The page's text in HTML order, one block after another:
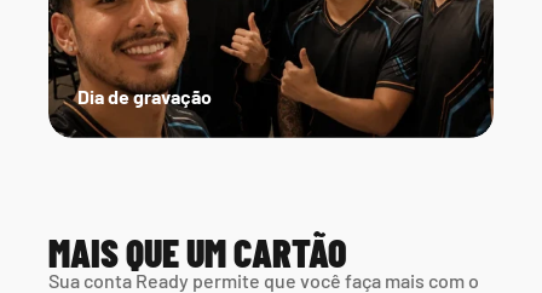
Dia de gravação
MAIS QUE UM CARTÃO
Sua conta Ready permite que você faça mais com o